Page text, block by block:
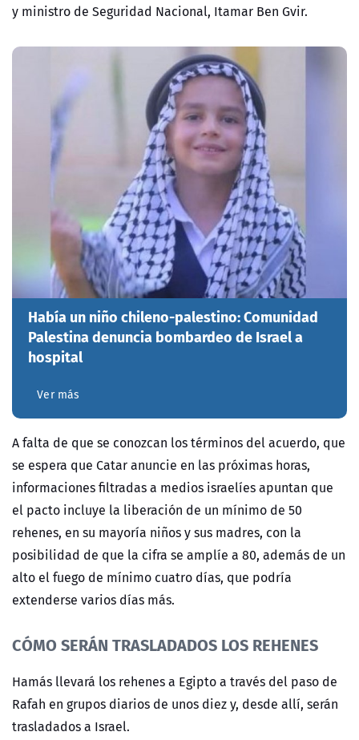
y ministro de Seguridad Nacional, Itamar Ben Gvir.
Había un niño chileno-palestino: Comunidad
Palestina denuncia bombardeo de Israel a
hospital
Ver más
A falta de que se conozcan los términos del acuerdo, que
se espera que Catar anuncie en las próximas horas,
informaciones filtradas a medios israelíes apuntan que
el pacto incluye la liberación de un mínimo de 50
rehenes, en su mayoría niños y sus madres, con la
posibilidad de que la cifra se amplíe a 80, además de un
alto el fuego de mínimo cuatro días, que podría
extenderse varios días más.
CÓMO SERÁN TRASLADADOS LOS REHENES
Hamás llevará los rehenes a Egipto a través del paso de
Rafah en grupos diarios de unos diez y, desde allí, serán
trasladados a Israel.